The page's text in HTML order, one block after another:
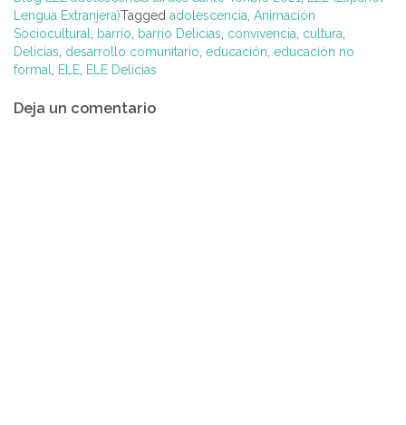
Lengua Extranjera)Tagged adolescencia, Animación
Sociocultural, barrio, barrio Delicias, convivencia, cultura,
Delicias, desarrollo comunitario, educación, educación no
formal, ELE, ELE Delicias
de
Deja un comentario